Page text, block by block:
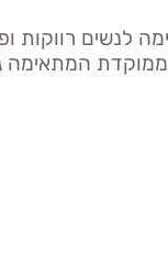
לנשים רווקות
המתאימה